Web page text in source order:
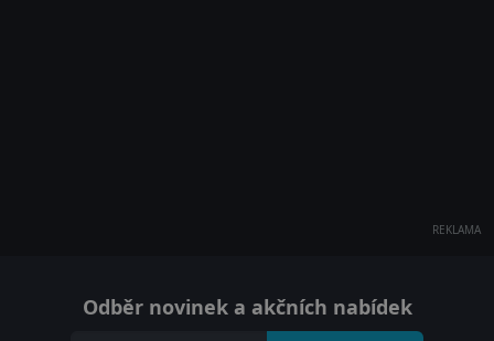
REKLAMA
Odběr novinek a akčních nabídek